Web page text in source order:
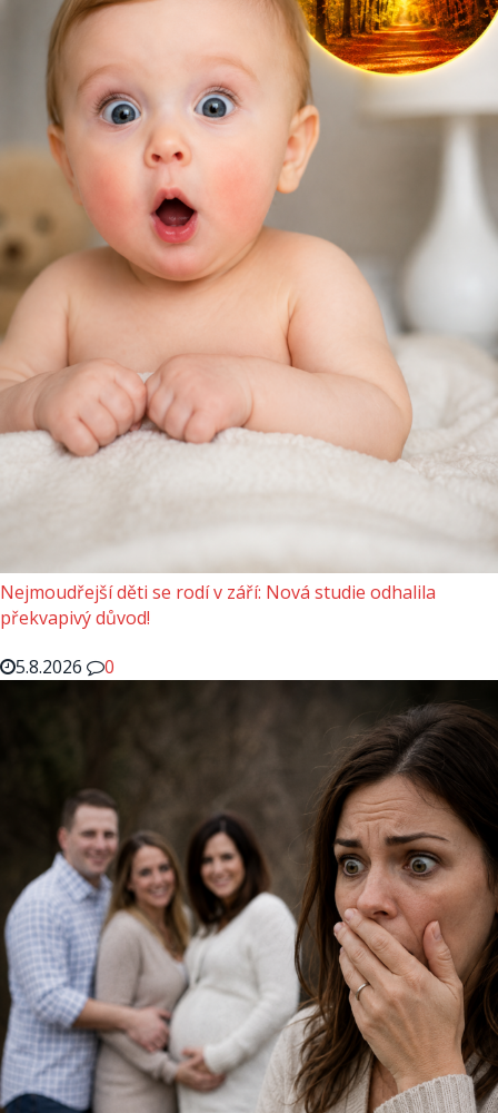
Nejmoudřejší děti se rodí v září: Nová studie odhalila
překvapivý důvod!
5.8.2026
0